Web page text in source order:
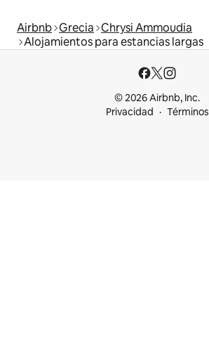
Airbnb Grecia Chrysi Ammoudia
Alojamientos para estancias largas
© 2026 Airbnb, Inc.
Privacidad
Términos